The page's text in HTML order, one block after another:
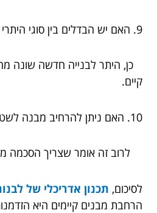
9. האם יש הבדלים בין סוגי היתרי הבנייה?
כן, היתר לבנייה חדשה שונה
קיים.
10. האם ניתן להרחיב מבנה לשטח השייך לשכן?
לרוב זה אומר שצריך הסכמה
לסיכום, תכנון אדריכלי של
הרחבת מבנים קיימים היא